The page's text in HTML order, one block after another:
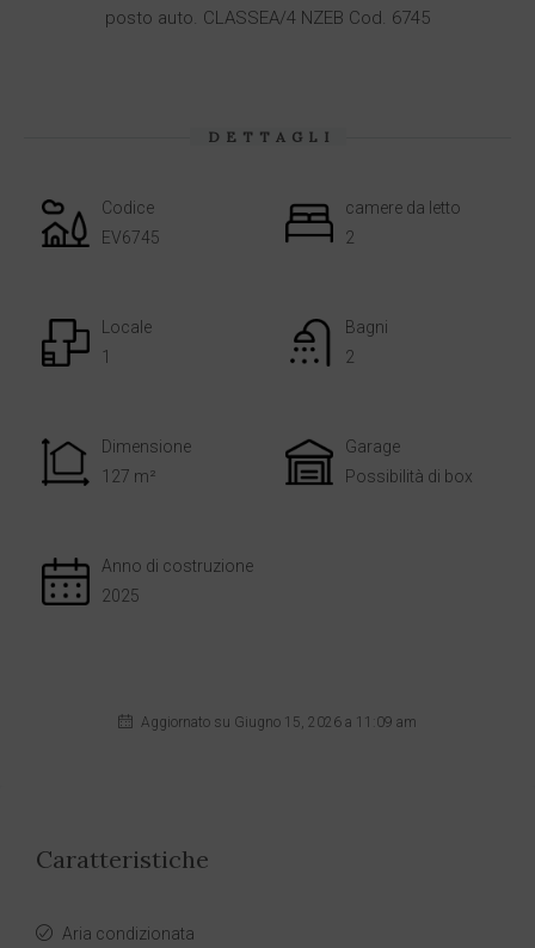
posto auto. CLASSEA/4 NZEB Cod. 6745
DETTAGLI
Codice
EV6745
camere da letto
2
Locale
1
Bagni
2
Dimensione
127 m²
Garage
Possibilità di box
Anno di costruzione
2025
Aggiornato su Giugno 15, 2026 a 11:09 am
Caratteristiche
Aria condizionata